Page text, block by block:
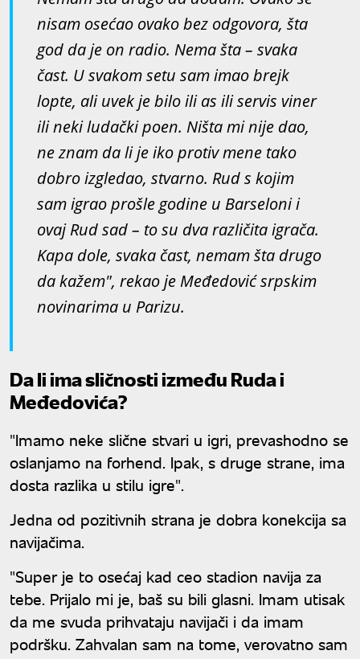
nisam osećao ovako bez odgovora, šta
god da je on radio. Nema šta – svaka
čast. U svakom setu sam imao brejk
lopte, ali uvek je bilo ili as ili servis viner
ili neki ludački poen. Ništa mi nije dao,
ne znam da li je iko protiv mene tako
dobro izgledao, stvarno. Rud s kojim
sam igrao prošle godine u Barseloni i
ovaj Rud sad – to su dva različita igrača.
Kapa dole, svaka čast, nemam šta drugo
da kažem", rekao je Međedović srpskim
novinarima u Parizu.
Da li ima sličnosti između Ruda i
Međedovića?
"Imamo neke slične stvari u igri, prevashodno se
oslanjamo na forhend. Ipak, s druge strane, ima
dosta razlika u stilu igre".
Jedna od pozitivnih strana je dobra konekcija sa
navijačima.
"Super je to osećaj kad ceo stadion navija za
tebe. Prijalo mi je, baš su bili glasni. Imam utisak
da me svuda prihvataju navijači i da imam
podršku. Zahvalan sam na tome, verovatno sam